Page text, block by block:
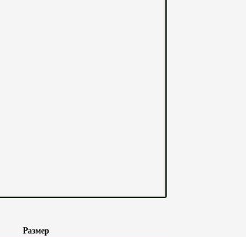
Размер